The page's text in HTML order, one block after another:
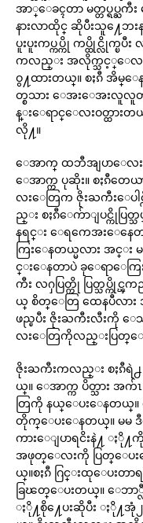
အာ္ေခၚတာ မတ္တပ္ရပ္ႀကီ
နားလာထိုင္ ဆိုပီးသူ႔ေဘး
ပူးပူးကပ္ကပ္ကို ကပ္ထိုင္လိုက္ၿ
ကလည္း အလိုက္သင့္ေလး ခါ
ဝွ႔ထားတယ္။ စႏၵီ အိမ္
တ္စသား ေအးေအးလူလူ
န္းေရာင္ေလးဝတ္ထား
လို႔။
ေအာက္ ထဘီအျပာေလး။
ေအာက္က ပုဆိုး။ စႏၵီတေယ
လးေတြက ဇိုးႀကီးေပါ
ည္း စႏၵီေက်ာျပင္ကိုပြ
နရင္း ေရကေအးေနေတ
ကြးေနတယ္မလား အင္
င္းေနတာပဲ ခုေရာေကြ
ကီး လႁပြတ္ကို ပြတ္သပ္ကို
ယ္ စိတ္ေတြ ထေနပီလား
ဖည္ၿပီး ဇိုးႀကီးလီးကို
လးေတြကိုလည္းပြတ္ေ
ဇိုးႀကီးကလည္း စႏၵီရဲ
ယ္။ ေအာက္က ပိတ္သား
တြကို နယ္ေပးေနတယ္။
တိုက္ေပးေနတယ္။ မမ ဒီ
ကားေျပာရငိးနဲ႔ ႏို႔
အဖုတ္ေလးကို ပြတ္ေပး
ယ္။စႏၵီ ဂြင္းထုေပး
ခြၽတ္ေပးတယ္။ ေဘာ္
ႏို႔စို႔ေပးဆိုပီး ႏို႔အုံ၂